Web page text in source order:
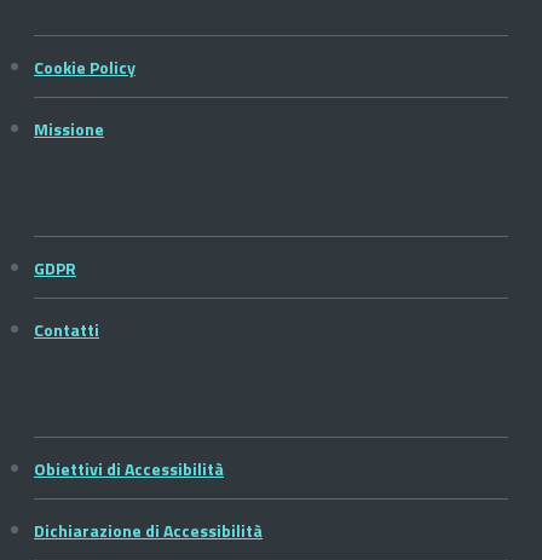
Cookie Policy
Missione
GDPR
Contatti
Obiettivi di Accessibilità
Dichiarazione di Accessibilità